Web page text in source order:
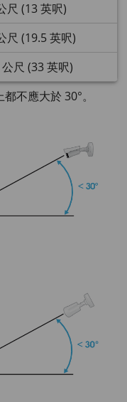
尺 (13 英呎)
尺 (19.5 英呎)
尺 (33 英呎)
不應大於 30°。